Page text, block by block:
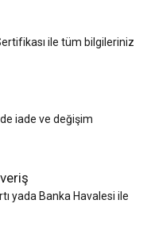
ile tüm bilgileriniz
iade ve değişim
yada Banka Havalesi ile